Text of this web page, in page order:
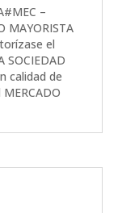
–
MAYORISTA
el
SOCIEDAD
calidad de